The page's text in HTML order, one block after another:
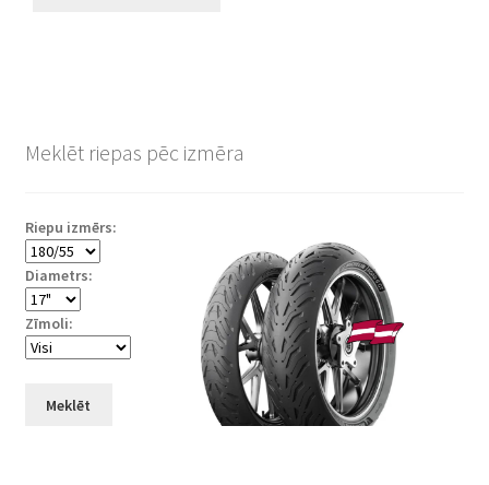
Meklēt riepas pēc izmēra
Riepu izmērs:
Diametrs:
Zīmoli:
Meklēt